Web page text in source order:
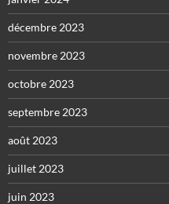
décembre 2023
novembre 2023
octobre 2023
septembre 2023
août 2023
juillet 2023
juin 2023